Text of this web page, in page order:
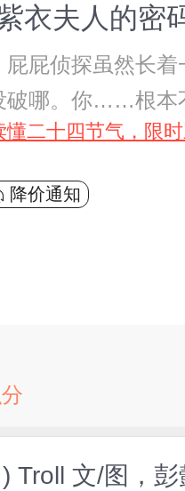
衣夫人的密
屁侦探虽然长
哪。你……根本
懂二十四节气，限
降价通知
Troll 文/图，彭